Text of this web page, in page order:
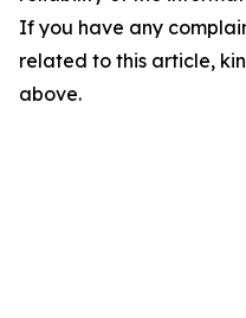
If you have any
related to this article,
above.